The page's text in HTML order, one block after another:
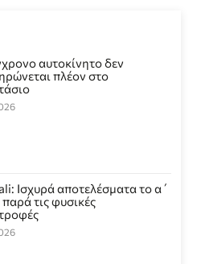
αυτοκίνητο δεν
πλέον στο
Ισχυρά αποτελέσματα το α΄
τις φυσικές